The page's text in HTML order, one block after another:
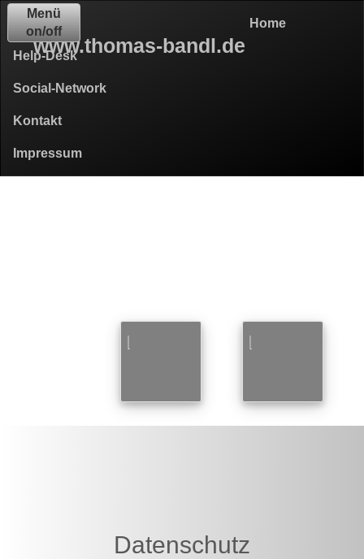
www.thomas-bandl.de
Home
Help-Desk
Social-Network
Kontakt
Impressum
Menü
on/off
Datenschutz